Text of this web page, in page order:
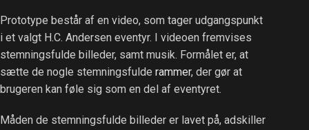
Prototype består af en video, som tager udgangspunkt
i et valgt H.C. Andersen eventyr. I videoen fremvises
stemningsfulde billeder, samt musik. Formålet er, at
sætte de nogle stemningsfulde rammer, der gør at
brugeren kan føle sig som en del af eventyret.
Måden de stemningsfulde billeder er lavet på, adskiller